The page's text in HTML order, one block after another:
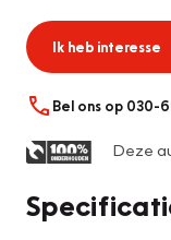
Ik heb interesse
Bel ons op 030-
Deze